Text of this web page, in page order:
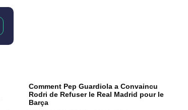
Comment Pep Guardiola a Convaincu
Rodri de Refuser le Real Madrid pour le
Barça